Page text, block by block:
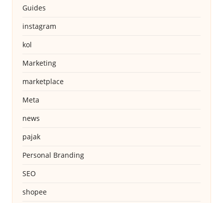
Guides
instagram
kol
Marketing
marketplace
Meta
news
pajak
Personal Branding
SEO
shopee